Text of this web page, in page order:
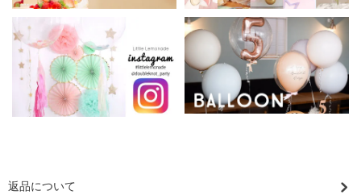
返品について